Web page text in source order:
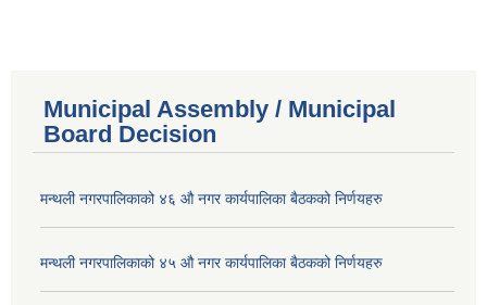
Municipal Assembly / Municipal
Board Decision
मन्थली नगरपालिकाको ४६ औ नगर कार्यपालिका बैठकको निर्णयहरु
मन्थली नगरपालिकाको ४५ औ नगर कार्यपालिका बैठकको निर्णयहरु